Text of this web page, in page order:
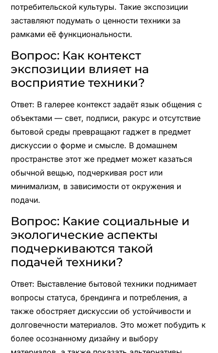
потребительской культуры. Такие экспозиции
заставляют подумать о ценности техники за
рамками её функциональности.
Вопрос: Как контекст
экспозиции влияет на
восприятие техники?
Ответ: В галерее контекст задаёт язык общения с
объектами — свет, подписи, ракурс и отсутствие
бытовой среды превращают гаджет в предмет
дискуссии о форме и смысле. В домашнем
пространстве этот же предмет может казаться
обычной вещью, подчеркивая рост или
минимализм, в зависимости от окружения и
подачи.
Вопрос: Какие социальные и
экологические аспекты
подчеркиваются такой
подачей техники?
Ответ: Выставление бытовой техники поднимает
вопросы статуса, брендинга и потребления, а
также обостряет дискуссии об устойчивости и
долговечности материалов. Это может побудить к
более осознанному дизайну и выбору